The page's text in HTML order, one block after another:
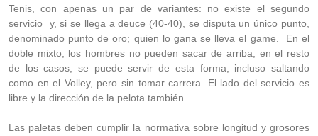
Tenis, con apenas un par de variantes: no existe el segundo
servicio y, si se llega a deuce (40-40), se disputa un único punto,
denominado punto de oro; quien lo gana se lleva el game. En el
doble mixto, los hombres no pueden sacar de arriba; en el resto
de los casos, se puede servir de esta forma, incluso saltando
como en el Volley, pero sin tomar carrera. El lado del servicio es
libre y la dirección de la pelota también.
Las paletas deben cumplir la normativa sobre longitud y grosores